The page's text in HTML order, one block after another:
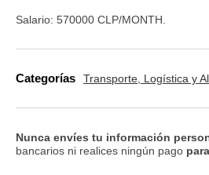
Salario: 570000 CLP/MONTH.
Categorías Transporte, Logística y
Nunca envíes tu información
bancarios ni realices ningún pago